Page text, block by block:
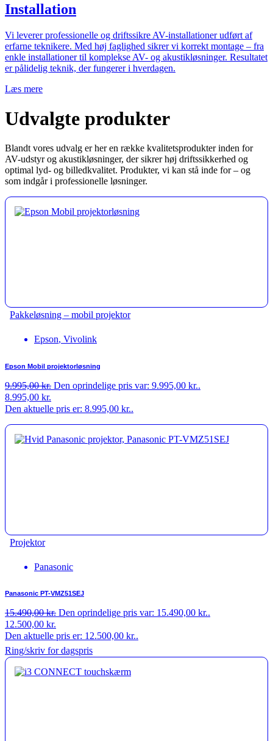
Installation
Vi leverer professionelle og driftssikre AV-installationer udført af
erfarne teknikere. Med høj faglighed sikrer vi korrekt montage – fra
enkle installationer til komplekse AV- og akustikløsninger. Resultatet
er pålidelig teknik, der fungerer i hverdagen.
Læs mere
Udvalgte produkter
Blandt vores udvalg er her en række kvalitetsprodukter inden for
AV-udstyr og akustikløsninger, der sikrer høj driftssikkerhed og
optimal lyd- og billedkvalitet. Produkter, vi kan stå inde for – og
som indgår i professionelle løsninger.
Pakkeløsning – mobil projektor
Epson, Vivolink
Epson Mobil projektorløsning
9.995,00kr. Den oprindelige pris var: 9.995,00 kr..
8.995,00 kr.
Den aktuelle pris er: 8.995,00 kr..
Projektor
Panasonic
Panasonic PT-VMZ51SEJ
15.490,00kr. Den oprindelige pris var: 15.490,00 kr..
12.500,00 kr.
Den aktuelle pris er: 12.500,00 kr..
Ring/skriv for dagspris